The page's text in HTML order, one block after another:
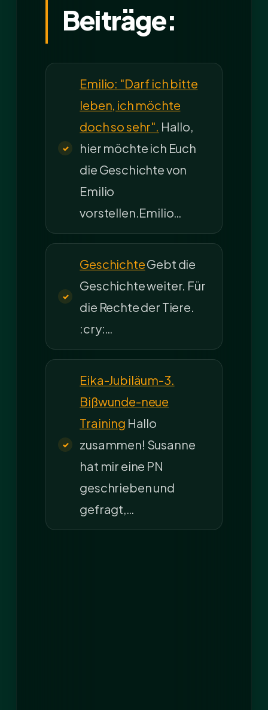
Beiträge:
Emilio: "Darf ich bitte
leben, ich möchte
doch so sehr". Hallo,
hier möchte ich Euch
die Geschichte von
Emilio
vorstellen.Emilio…
GeschichteGebt die
Geschichte weiter. Für
die Rechte der Tiere.
:cry:…
Eika-Jubiläum-3.
Bißwunde-neue
Training Hallo
zusammen! Susanne
hat mir eine PN
geschrieben und
gefragt,…